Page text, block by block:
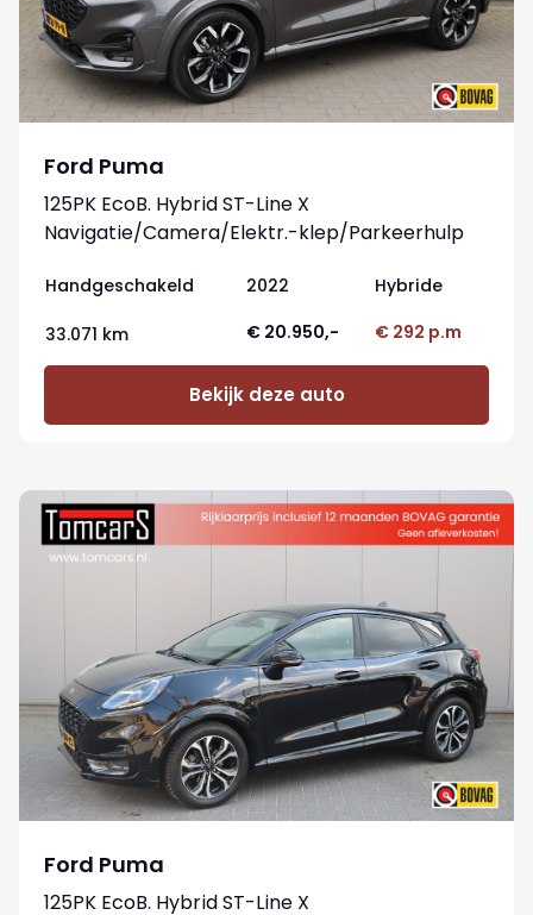
Ford Puma
125PK EcoB. Hybrid ST-Line X
Navigatie/Camera/Elektr.-klep/Parkeerhulp
Handgeschakeld 2022 Hybride
33.071 km € 20.950,- € 292 p.m
Bekijk deze auto
Ford Puma
125PK EcoB. Hybrid ST-Line X